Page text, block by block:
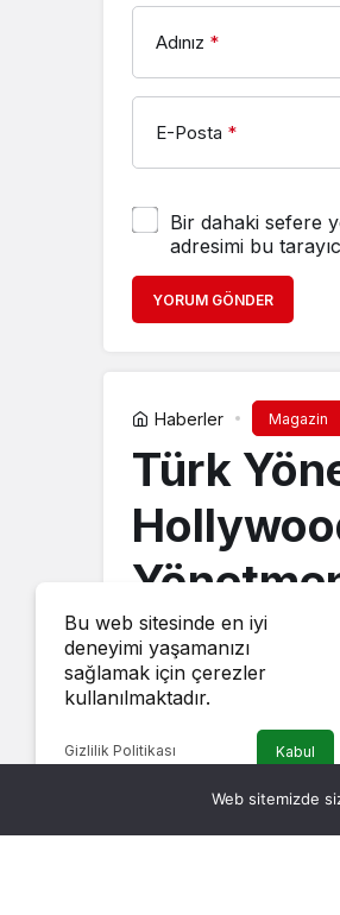
Adınız *
E-Posta *
Bir dahaki sefere
adresimi bu
YORUM GÖNDER
Haberler Magazin
Türk
haberozu
2 Aralık 2024,
Bu web sitesinde en iyi
deneyimi yaşamanızı
sağlamak için çerezler
kullanılmaktadır.
Gizlilik Politikası Kabul
Web sitemizde